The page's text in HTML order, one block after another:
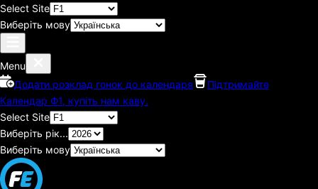
Select Site
Виберіть мову
Menu
Додати розклад гонок до календаря
Підтримайте
Календар Ф1, купіть нам каву.
Select Site
Виберіть рік...
Виберіть мову